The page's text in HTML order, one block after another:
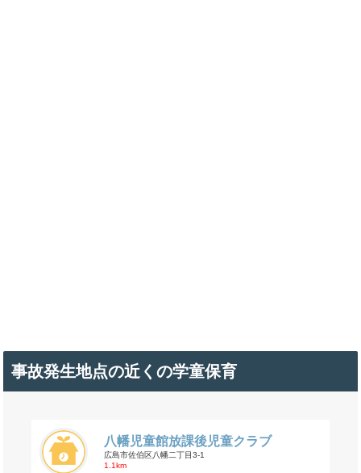
事故発生地点の近くの学童保育
八幡児童館放課後児童クラブ
広島市佐伯区八幡二丁目3-1
1.1km